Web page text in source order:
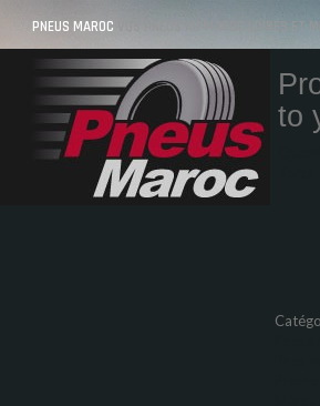
PNEUS MAROC VOS PNEUS AU MAROC LIVRÉS ET
to